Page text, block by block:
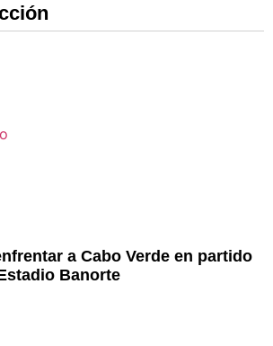
a Cabo Verde en partido
Banorte